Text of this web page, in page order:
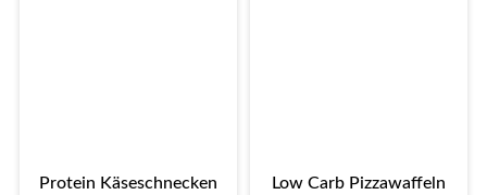
Protein Käseschnecken
Low Carb Pizzawaffeln